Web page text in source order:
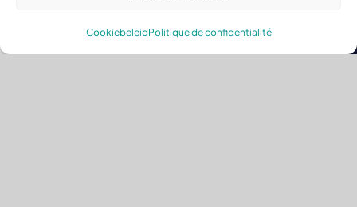
CookiebeleidPolitique de confidentialité